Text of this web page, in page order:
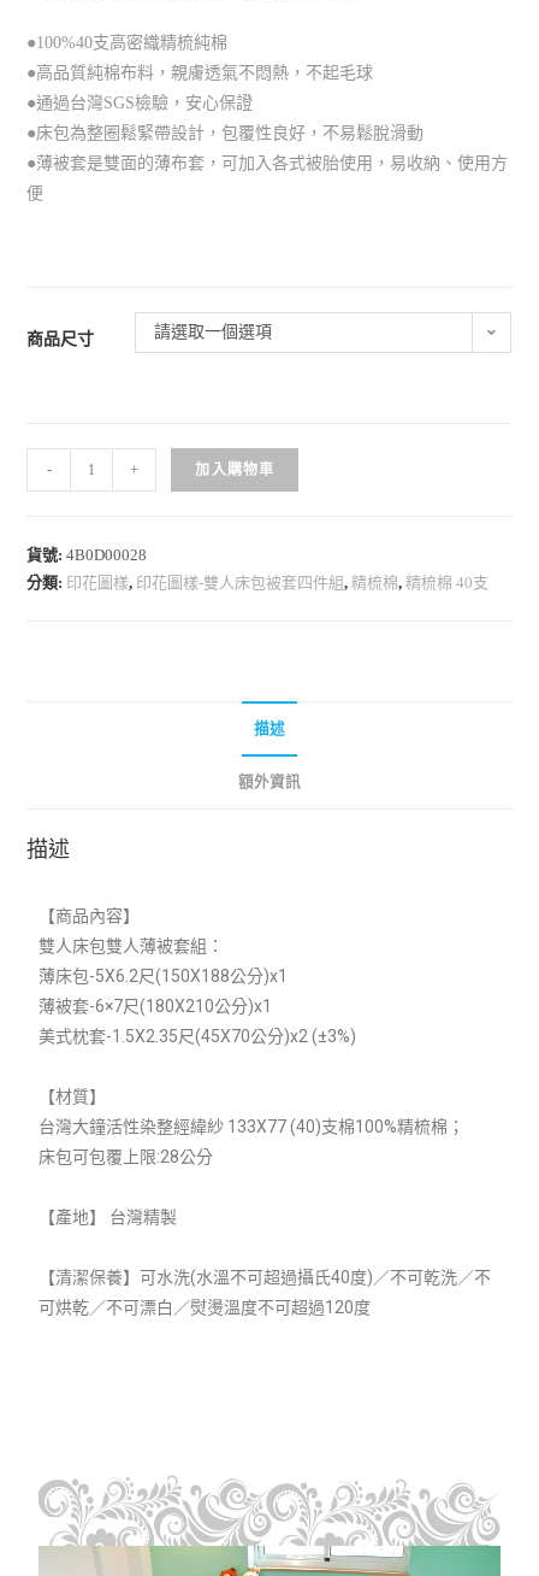
●100%40支高密織精梳純棉
●高品質純棉布料，親膚透氣不悶熱，不起毛球
●通過台灣SGS檢驗，安心保證
●床包為整圈鬆緊帶設計，包覆性良好，不易鬆脫滑動
●薄被套是雙面的薄布套，可加入各式被胎使用，易收納、使用方
便
商品尺寸 請選取一個選項
- + 加入購物車
貨號:4B0D00028
分類: 印花圖樣, 印花圖樣-雙人床包被套四件組,精梳棉,精梳棉 40支
描述
額外資訊
描述
【商品內容】
雙人床包雙人薄被套組：
薄床包-5X6.2尺(150X188公分)x1
薄被套-6×7尺(180X210公分)x1
美式枕套-1.5X2.35尺(45X70公分)x2 (±3%)
【材質】
台灣大鐘活性染整經緯紗 133X77 (40)支棉100%精梳棉；
床包可包覆上限:28公分
【產地】 台灣精製
【清潔保養】可水洗(水溫不可超過攝氏40度)／不可乾洗／不
可烘乾／不可漂白／熨燙溫度不可超過120度